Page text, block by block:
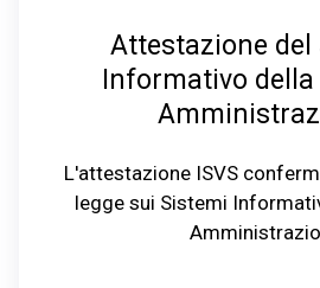
Attestazione del
Informativo
L'attestazione ISVS
legge sui Sistemi